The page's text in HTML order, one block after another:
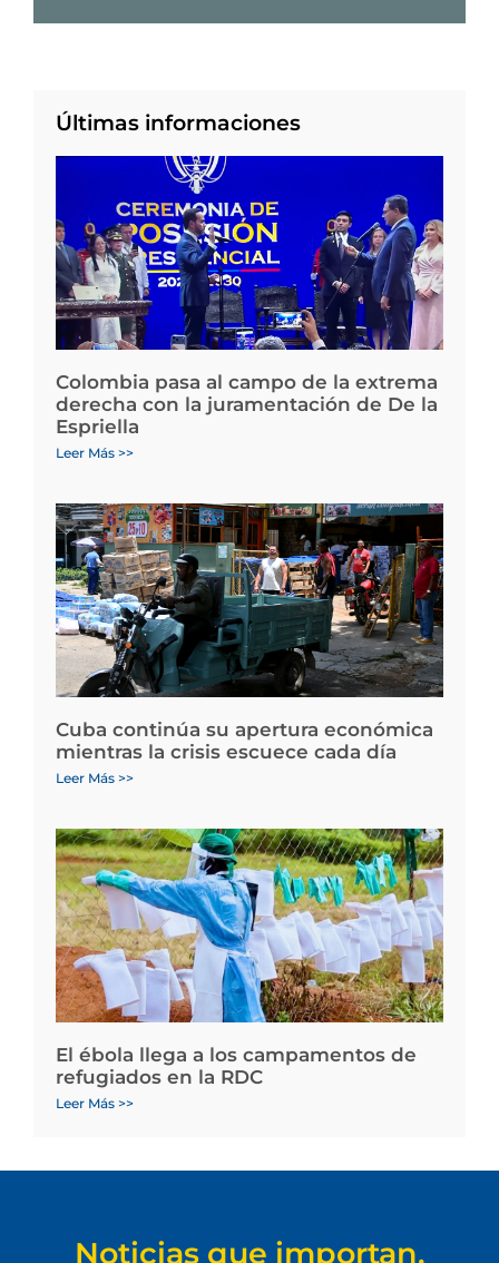
Últimas informaciones
Colombia pasa al campo de la extrema
derecha con la juramentación de De la
Espriella
Leer Más >>
Cuba continúa su apertura económica
mientras la crisis escuece cada día
Leer Más >>
El ébola llega a los campamentos de
refugiados en la RDC
Leer Más >>
Noticias que importan.